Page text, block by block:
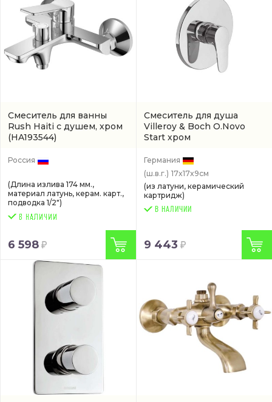
Смеситель для ванны
Rush Haiti с душем, хром
(HA193544)
Россия
(Длина излива 174 мм.,
материал латунь, керам. карт.,
подводка 1/2")
6 598
Смеситель для душа
Villeroy & Boch O.Novo
Start хром
Германия
(ш.в.г.) 17x17x9см
(из латуни, керамический
картридж)
В НАЛИЧИИ
9 443